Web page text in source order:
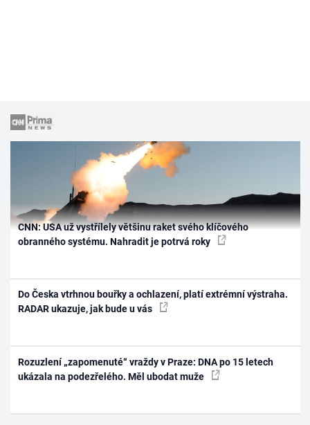
CNN: USA už vystřílely většinu raket svého klíčového
obranného systému. Nahradit je potrvá roky
Do Česka vtrhnou bouřky a ochlazení, platí extrémní výstraha.
RADAR ukazuje, jak bude u vás
Rozuzlení „zapomenuté“ vraždy v Praze: DNA po 15 letech
ukázala na podezřelého. Měl ubodat muže